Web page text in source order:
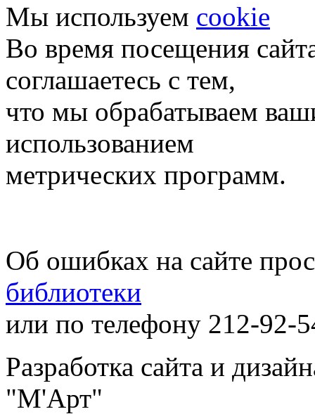
Мы используем cookie
Во время посещения
соглашаетесь с тем,
что мы обрабатываем
использованием
метрических программ.
Об ошибках на сайте
библиотеки
или по телефону 212-92-
Разработка сайта и
"М'Арт"